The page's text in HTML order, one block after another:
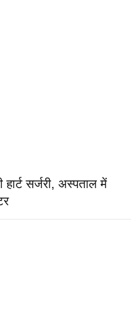
सर्जरी, अस्पताल में